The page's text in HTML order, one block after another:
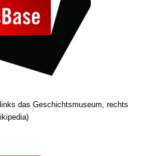
das Geschichtsmuseum, rechts